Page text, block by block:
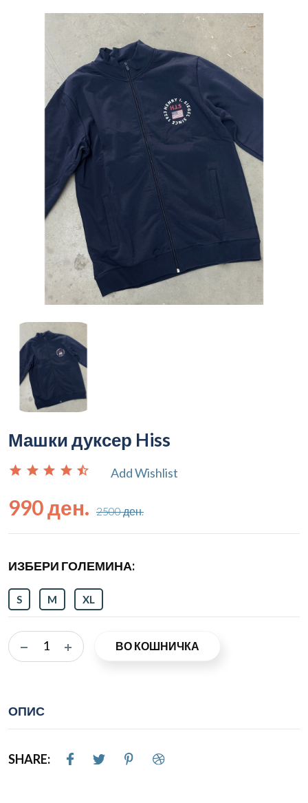
Машки дуксер Hiss
star star star star star_half Add Wishlist
990 ден. 2500 ден.
ИЗБЕРИ ГОЛЕМИНА:
S M XL
ВО КОШНИЧКА
ОПИС
SHARE: